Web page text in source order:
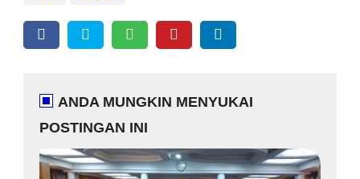
ANDA MUNGKIN MENYUKAI
POSTINGAN INI